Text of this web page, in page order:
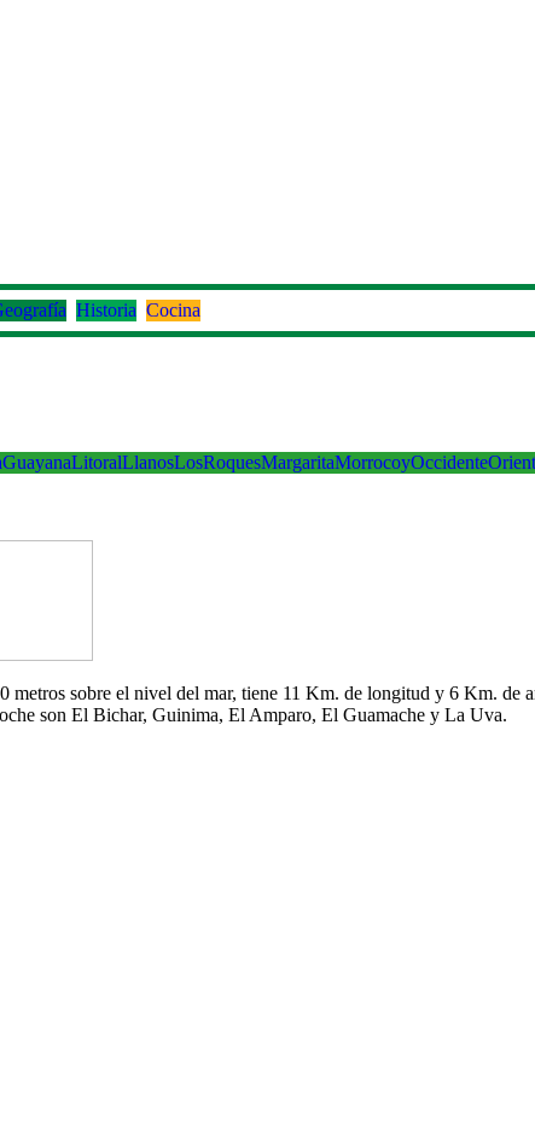
Historia Cocina
GuayanaLitoralLlanosLosRoquesMargaritaMorrocoyOccidente
metros sobre el nivel del mar, tiene 11 Km. de longitud y 6 Km.
son El Bichar, Guinima, El Amparo, El Guamache y La Uva.